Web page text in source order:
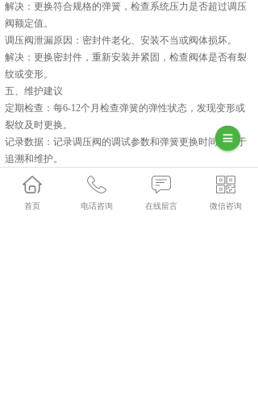
解决：更换符合规格的弹簧，检查系统压力是否超过调压
阀额定值。
调压阀泄漏原因：密封件老化、安装不当或阀体损坏。
解决：更换密封件，重新安装并紧固，检查阀体是否有裂
纹或变形。
五、维护建议
定期检查：每6-12个月检查弹簧的弹性状态，发现变形或
裂纹及时更换。
记录数据：记录调压阀的调试参数和弹簧更换时间，便于
追溯和维护。
培训操作人员：确保操作人员熟悉调压阀的结构和安装流
程，避免误操作。
通过以上步骤和注意事项，可以确保调压阀弹簧的正确安
首页 电话咨询 在线留言 微信咨询